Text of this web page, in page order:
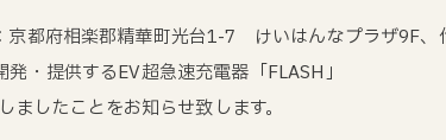
都府相楽郡精華町光台1-7 けいはんなプラザ9F、
・提供するEV超急速充電器「FLASH」
したことをお知らせ致します。